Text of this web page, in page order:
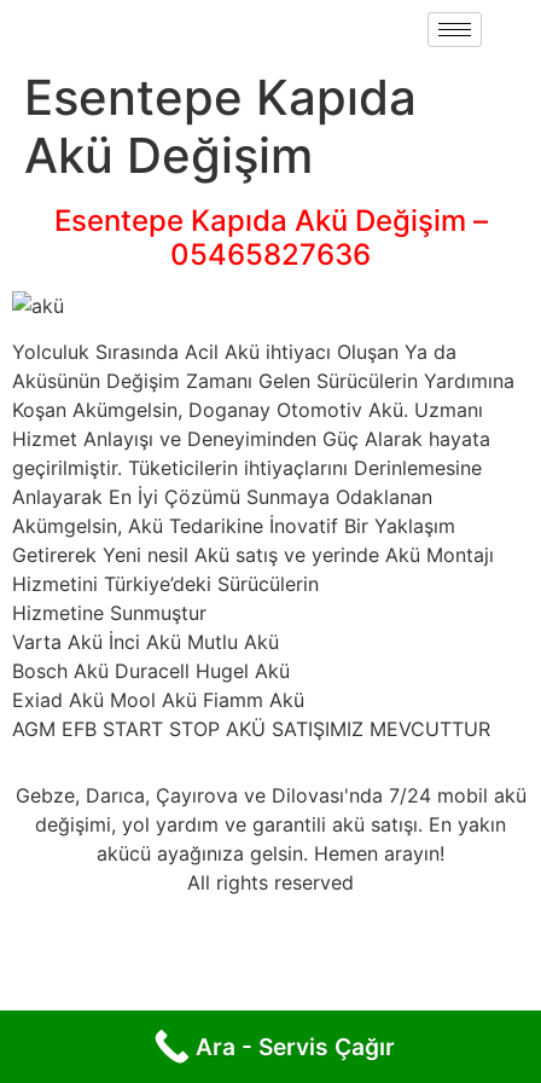
Esentepe Kapıda
Akü Değişim
Esentepe Kapıda Akü Değişim –
05465827636
Yolculuk Sırasında Acil Akü ihtiyacı Oluşan Ya da
Aküsünün Değişim Zamanı Gelen Sürücülerin Yardımına
Koşan Akümgelsin, Doganay Otomotiv Akü. Uzmanı
Hizmet Anlayışı ve Deneyiminden Güç Alarak hayata
geçirilmiştir. Tüketicilerin ihtiyaçlarını Derinlemesine
Anlayarak En İyi Çözümü Sunmaya Odaklanan
Akümgelsin, Akü Tedarikine İnovatif Bir Yaklaşım
Getirerek Yeni nesil Akü satış ve yerinde Akü Montajı
Hizmetini Türkiye’deki Sürücülerin
Hizmetine Sunmuştur
Varta Akü İnci Akü Mutlu Akü
Bosch Akü Duracell Hugel Akü
Exiad Akü Mool Akü Fiamm Akü
AGM EFB START STOP AKÜ SATIŞIMIZ MEVCUTTUR
Gebze, Darıca, Çayırova ve Dilovası'nda 7/24 mobil akü
değişimi, yol yardım ve garantili akü satışı. En yakın
akücü ayağınıza gelsin. Hemen arayın!
All rights reserved
Ara - Servis Çağır